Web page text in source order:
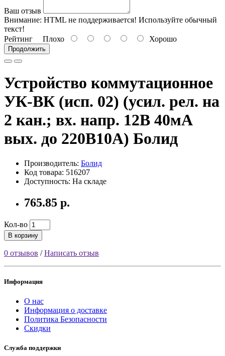
Ваш отзыв
Внимание: HTML не поддерживается! Используйте обычный
текст!
Рейтинг Плохо Хорошо
Продолжить
Устройство коммутационное
УК-ВК (исп. 02) (усил. рел. на
2 кан.; вх. напр. 12В 40мА
вых. до 220В10А) Болид
Производитель: Болид
Код товара: 516207
Доступность: На складе
765.85 р.
Кол-во
В корзину
0 отзывов /Написать отзыв
Информация
О нас
Информация о доставке
Политика Безопасности
Скидки
Служба поддержки